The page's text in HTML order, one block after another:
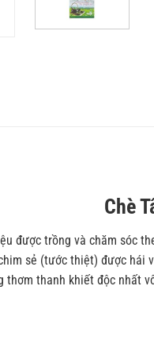
Chè
được trồng và chăm sóc
sẻ (tước thiệt) được hái
thơm thanh khiết độc nhất